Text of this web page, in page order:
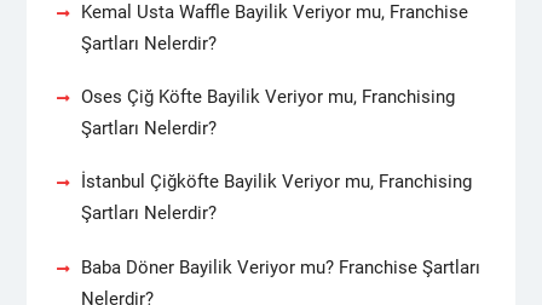
Kemal Usta Waffle Bayilik Veriyor mu, Franchise
Şartları Nelerdir?
Oses Çiğ Köfte Bayilik Veriyor mu, Franchising
Şartları Nelerdir?
İstanbul Çiğköfte Bayilik Veriyor mu, Franchising
Şartları Nelerdir?
Baba Döner Bayilik Veriyor mu? Franchise Şartları
Nelerdir?